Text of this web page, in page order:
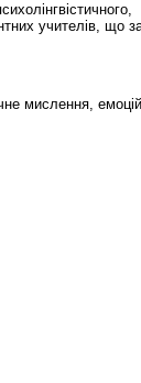
учителів, що
мислення,